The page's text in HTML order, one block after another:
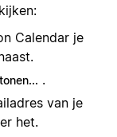
Calendar je
.
van je
het.